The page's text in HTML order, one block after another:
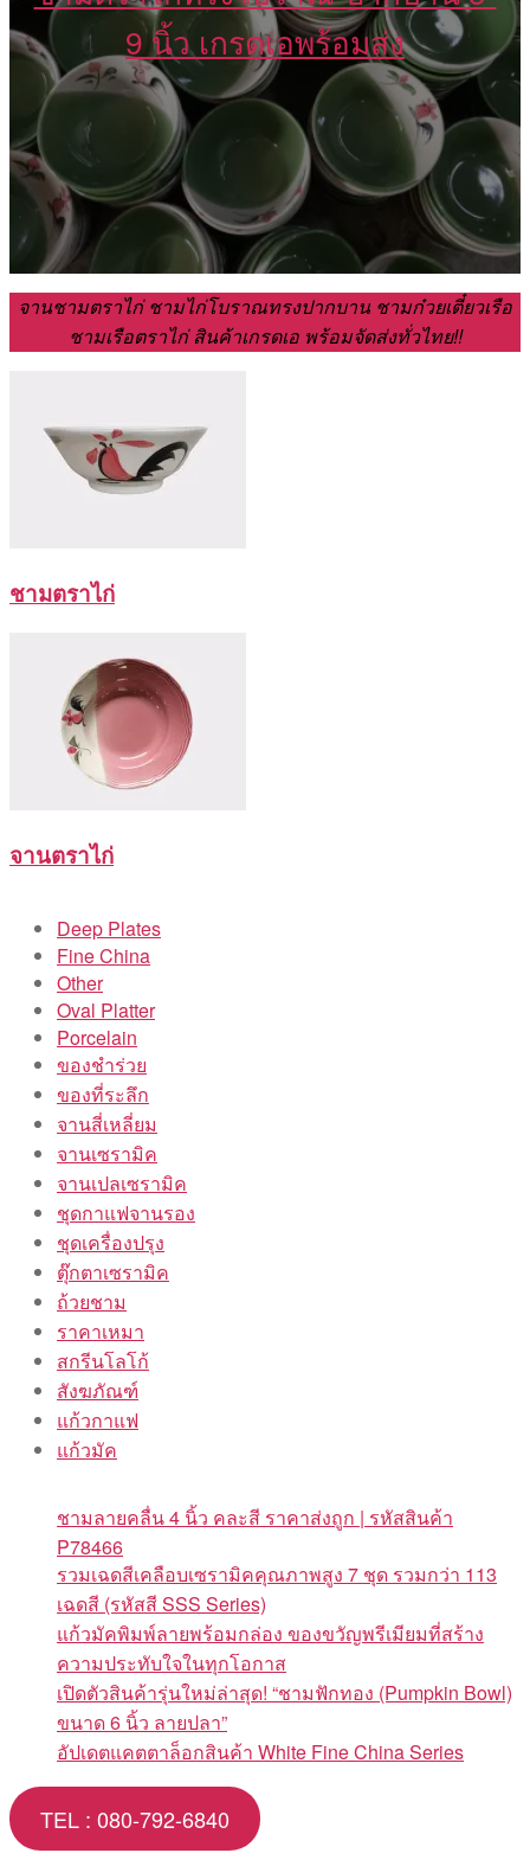
9 นิ้ว เกรดเอพร้อมส่ง
จานชามตราไก่ ชามไก่โบราณทรงปากบาน ชามก๋วยเตี๋ยวเรือ
ชามเรือตราไก่ สินค้าเกรดเอ พร้อมจัดส่งทั่วไทย!!
ชามตราไก่
จานตราไก่
Deep Plates
Fine China
Other
Oval Platter
Porcelain
ของชำร่วย
ของที่ระลึก
จานสี่เหลี่ยม
จานเซรามิค
จานเปลเซรามิค
ชุดกาแฟจานรอง
ชุดเครื่องปรุง
ตุ๊กตาเซรามิค
ถ้วยชาม
ราคาเหมา
สกรีนโลโก้
สังฆภัณฑ์
แก้วกาแฟ
แก้วมัค
ชามลายคลื่น 4 นิ้ว คละสี ราคาส่งถูก | รหัสสินค้า
P78466
รวมเฉดสีเคลือบเซรามิคคุณภาพสูง 7 ชุด รวมกว่า 113
เฉดสี (รหัสสี SSS Series)
แก้วมัคพิมพ์ลายพร้อมกล่อง ของขวัญพรีเมียมที่สร้าง
ความประทับใจในทุกโอกาส
เปิดตัวสินค้ารุ่นใหม่ล่าสุด! “ชามฟักทอง (Pumpkin Bowl)
ขนาด 6 นิ้ว ลายปลา”
อัปเดตแคตตาล็อกสินค้า White Fine China Series
TEL : 080-792-6840